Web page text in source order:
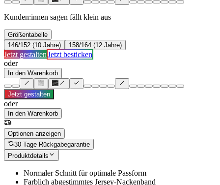
Kunden:innen sagen fällt klein aus
Größentabelle
146/152 (10 Jahre)
158/164 (12 Jahre)
Jetzt gestaltenJetzt besticken
oder
In den Warenkorb
Jetzt gestalten
oder
In den Warenkorb
Optionen anzeigen
30 Tage Rückgabegarantie
Produktdetails
Normaler Schnitt für optimale Passform
Farblich abgestimmtes Jersey-Nackenband